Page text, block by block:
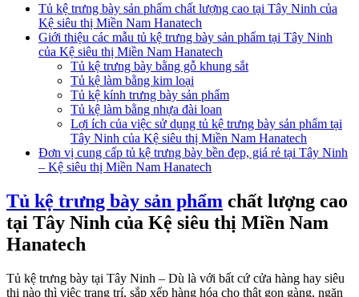
Tủ kệ trưng bày sản phẩm chất lượng cao tại Tây Ninh của
Kệ siêu thị Miền Nam Hanatech
Giới thiệu các mẫu tủ kệ trưng bày sản phẩm tại Tây Ninh
của Kệ siêu thị Miền Nam Hanatech
Tủ kệ trưng bày bằng gỗ khung sắt
Tủ kệ làm bằng kim loại
Tủ kệ kính trưng bày sản phẩm
Tủ kệ làm bằng nhựa đài loan
Lợi ích của việc sử dụng tủ kệ trưng bày sản phẩm tại
Tây Ninh của Kệ siêu thị Miền Nam Hanatech
Đơn vị cung cấp tủ kệ trưng bày bền đẹp, giá rẻ tại Tây Ninh
– Kệ siêu thị Miền Nam Hanatech
Tủ kệ trưng bày sản phẩm chất lượng cao
tại Tây Ninh của Kệ siêu thị Miền Nam
Hanatech
Tủ kệ trưng bày tại Tây Ninh – Dù là với bất cứ cửa hàng hay siêu
thị nào thì việc trang trí, sắp xếp hàng hóa cho thật gọn gàng, ngăn